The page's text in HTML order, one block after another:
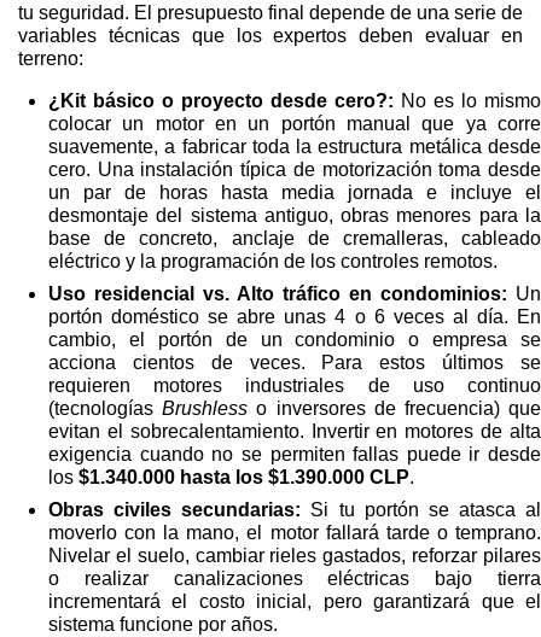
tu seguridad. El presupuesto final depende de una serie de
variables técnicas que los expertos deben evaluar en
terreno:
¿Kit básico o proyecto desde cero?: No es lo mismo
colocar un motor en un portón manual que ya corre
suavemente, a fabricar toda la estructura metálica desde
cero. Una instalación típica de motorización toma desde
un par de horas hasta media jornada e incluye el
desmontaje del sistema antiguo, obras menores para la
base de concreto, anclaje de cremalleras, cableado
eléctrico y la programación de los controles remotos.
Uso residencial vs. Alto tráfico en condominios: Un
portón doméstico se abre unas 4 o 6 veces al día. En
cambio, el portón de un condominio o empresa se
acciona cientos de veces. Para estos últimos se
requieren motores industriales de uso continuo
(tecnologíasBrushless o inversores de frecuencia) que
evitan el sobrecalentamiento. Invertir en motores de alta
exigencia cuando no se permiten fallas puede ir desde
los $1.340.000 hasta los $1.390.000 CLP.
Obras civiles secundarias: Si tu portón se atasca al
moverlo con la mano, el motor fallará tarde o temprano.
Nivelar el suelo, cambiar rieles gastados, reforzar pilares
o realizar canalizaciones eléctricas bajo tierra
incrementará el costo inicial, pero garantizará que el
sistema funcione por años.